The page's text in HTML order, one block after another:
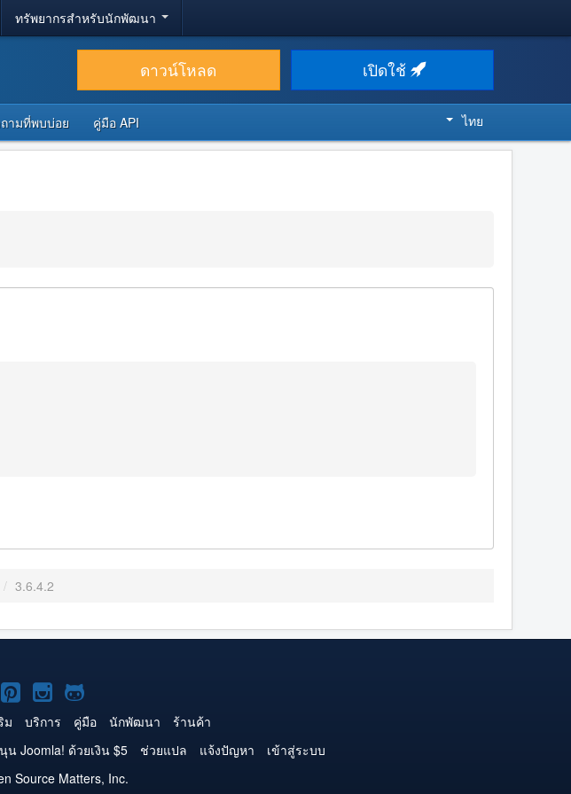
ทรัพยากรสำหรับนักพัฒนา
ดาวน์โหลด เปิดใช้
ามที่พบบ่อย คู่มือ API ไทย
/ 3.6.4.2
Joomla!
บน
Pinterest
Joomla!
บน
Instagram
Joomla!
บน
GitHub
ม บริการ คู่มือ นักพัฒนา
ร้านค้า
น Joomla! ด้วยเงิน $5 ช่วยแปล แจ้งปัญหา
เข้าสู่ระบบ
Source Matters, Inc.